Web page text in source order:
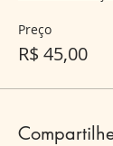
Preço
R$ 45,00